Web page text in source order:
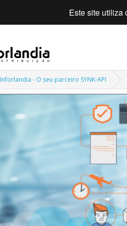
Inforlandia - O seu parceiro SYNK-API
Este site utiliza